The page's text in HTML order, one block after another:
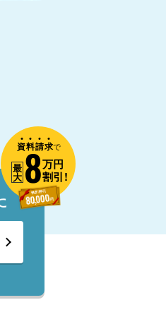
資料請求で
最
大8万円
割引!